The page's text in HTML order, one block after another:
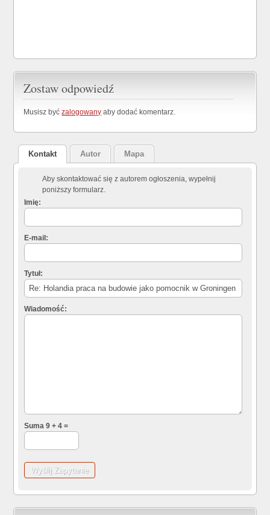
Zostaw odpowiedź
Musisz byćzalogowany aby dodać komentarz.
Kontakt Autor Mapa
Aby skontaktować się z autorem ogłoszenia, wypełnij
poniższy formularz.
Imię:
E-mail:
Tytuł:
Wiadomość:
Suma 9 + 4 =